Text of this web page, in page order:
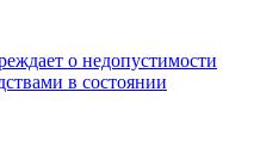
о недопустимости
в состоянии